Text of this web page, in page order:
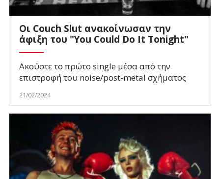
Οι Couch Slut ανακοίνωσαν την
άφιξη του "You Could Do It Tonight"
Ακούστε το πρώτο single μέσα από την
επιστροφή του noise/post-metal σχήματος
21/02/2024